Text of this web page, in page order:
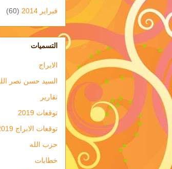
فبراير 2014
(60)
التسميات
الابراج
السيد حسن نصر
تقارير
توقعات 2019
توقعات الابراج 2019
حزب الله
خطابات